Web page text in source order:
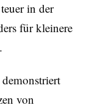
in der
für kleinere
von